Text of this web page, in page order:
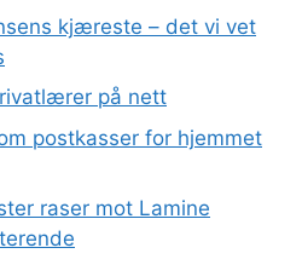
kjæreste – det vi vet
på nett
postkasser for hjemmet
raser mot Lamine